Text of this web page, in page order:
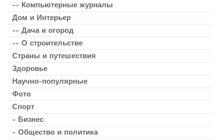
-- Компьютерные журналы
Дом и Интерьер
-- Дача и огород
-- О строительстве
Страны и путешествия
Здоровье
Научно-популярные
Фото
Спорт
- Бизнес
- Общество и политика